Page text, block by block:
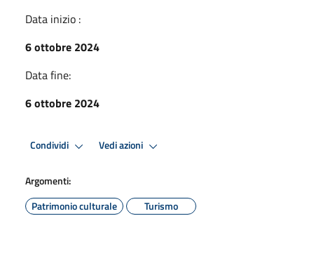
Data inizio :
6 ottobre 2024
Data fine:
6 ottobre 2024
Condividi Vedi azioni
Argomenti:
Patrimonio culturale
Turismo